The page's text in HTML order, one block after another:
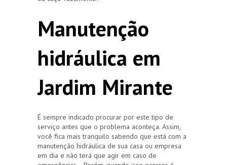
Manutenção
hidráulica em
Jardim Mirante
É sempre indicado procurar por este tipo de
serviço antes que o problema aconteça. Assim,
você fica mais tranquilo sabendo que está com a
manutenção hidráulica de sua casa ou empresa
em dia e não terá que agir em caso de